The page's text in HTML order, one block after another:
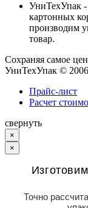
УниТехУпак -
картонных
производим
товар.
Сохраняя самое
УниТехУпак ©
Прайс-лист
Расчет
свернуть
×
×
Точно